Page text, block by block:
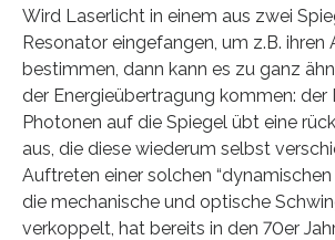
Wird Laserlicht in einem aus zwei
Resonator eingefangen, um z.B. ihren
bestimmen, dann kann es zu ganz
der Energieübertragung kommen: der
Photonen auf die Spiegel übt eine
aus, die diese wiederum selbst
Auftreten einer solchen “dynamischen
die mechanische und optische
verkoppelt, hat bereits in den 70er